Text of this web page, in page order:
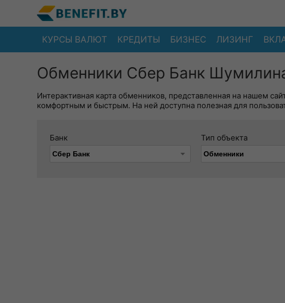
КУРСЫ ВАЛЮТ КРЕДИТЫ БИЗНЕС ЛИЗИНГ
Обменники Сбер Банк
Интерактивная карта обменников, представленная на нашем
комфортным и быстрым. На ней доступна полезная для
Банк Тип объекта